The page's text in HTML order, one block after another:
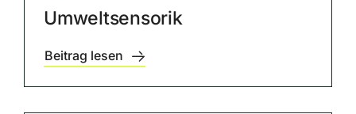
Umweltsensorik
Beitrag lesen